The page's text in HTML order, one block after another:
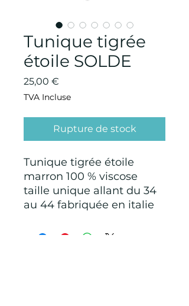
Tunique tigrée
étoile SOLDE
25,00 €
TVA Incluse
Rupture de stock
Tunique tigrée étoile
marron 100 % viscose
taille unique allant du 34
au 44 fabriquée en italie